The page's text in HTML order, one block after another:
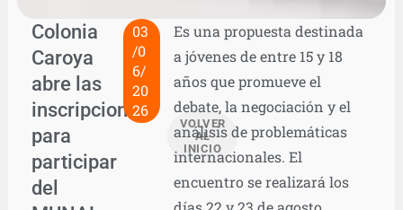
Colonia
Caroya
abre las
inscripciones
para
participar
del
03
/0
6/
20
26
VOLVER
AL
INICIO
Es una propuesta destinada
a jóvenes de entre 15 y 18
años que promueve el
debate, la negociación y el
análisis de problemáticas
internacionales. El
encuentro se realizará los